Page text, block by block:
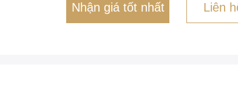
Nhận giá tốt nhất Liên